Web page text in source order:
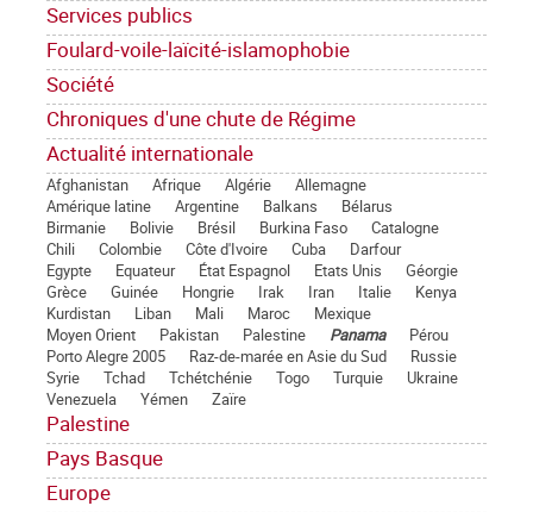
Services publics
Foulard-voile-laïcité-islamophobie
Société
Chroniques d'une chute de Régime
Actualité internationale
Afghanistan Afrique Algérie
Allemagne
Amérique latine
Argentine Balkans
Bélarus
Birmanie
Bolivie Brésil Burkina Faso
Catalogne
Chili
Colombie Côte d'Ivoire Cuba
Darfour
Egypte
Equateur État Espagnol Etats Unis
Géorgie
Grèce
Guinée Hongrie Irak Iran Italie
Kenya
Kurdistan
Liban Mali Maroc
Mexique
Moyen Orient
Pakistan Palestine Panama
Pérou
Porto Alegre 2005
Raz-de-marée en Asie du Sud
Russie
Syrie
Tchad Tchétchénie Togo Turquie
Ukraine
Venezuela
Yémen Zaïre
Palestine
Pays Basque
Europe